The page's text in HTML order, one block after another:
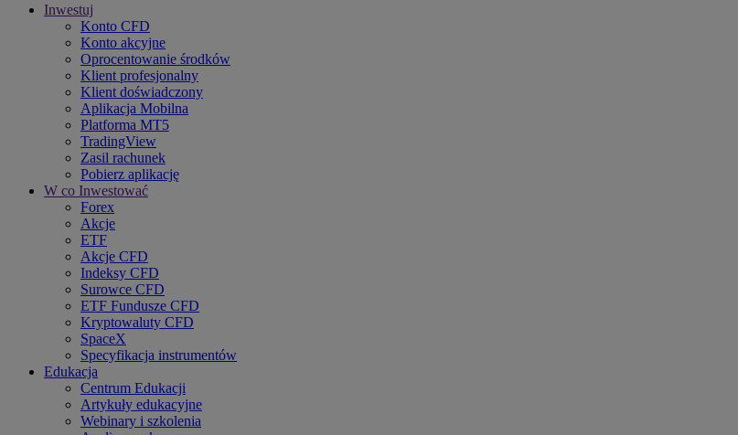
Inwestuj
Konto CFD
Konto akcyjne
Oprocentowanie środków
Klient profesjonalny
Klient doświadczony
Aplikacja Mobilna
Platforma MT5
TradingView
Zasil rachunek
Pobierz aplikację
W co Inwestować
Forex
Akcje
ETF
Akcje CFD
Indeksy CFD
Surowce CFD
ETF Fundusze CFD
Kryptowaluty CFD
SpaceX
Specyfikacja instrumentów
Edukacja
Centrum Edukacji
Artykuły edukacyjne
Webinary i szkolenia